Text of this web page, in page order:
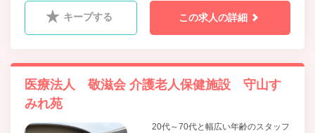
キープする この求人の詳細
医療法人 敬滋会 介護老人保健施設 守山す
みれ苑
20代～70代と幅広い年齢のスタッフ